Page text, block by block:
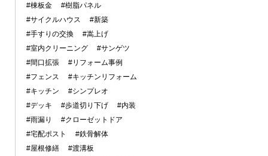
#棟板金
#樹脂パネル
#サイクルハウス
#新築
#手すりの交換
#嵩上げ
#室内クリーニング
#サンゲツ
#間口拡張
#リフォーム事例
#フェンス
#キッチンリフォーム
#キッチン
#シンプレオ
#デッキ
#歩道切り下げ
#内装
#雨漏り
#クローゼットドア
#宅配ポスト
#鉄骨解体
#屋根修繕
#渡溝板